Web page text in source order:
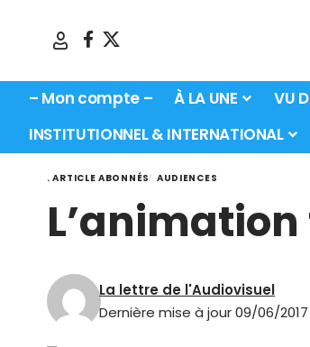
– Mon compte – À LA UNE VU
INSTITUTIONNEL & INTERNATIONAL
. ARTICLE ABONNÉS AUDIENCES
Dernière mise à jour 09/06/2017
La lettre de l'Audiovisuel